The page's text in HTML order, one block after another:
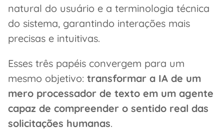
natural do usuário e a terminologia técnica
do sistema, garantindo interações mais
precisas e intuitivas.
Esses três papéis convergem para um
mesmo objetivo: transformar a IA de um
mero processador de texto em um agente
capaz de compreender o sentido real das
solicitações humanas.